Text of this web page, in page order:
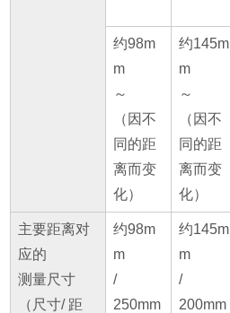
约98m
m
～
（因不
同的距
离而变
化）
约145m
m
～
（因不
同的距
离而变
化）
主要距离对
应的
测量尺寸
（尺寸/ 距
约98m
m
/
250mm
约145m
m
/
200mm